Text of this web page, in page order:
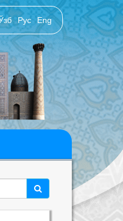
Рус Eng